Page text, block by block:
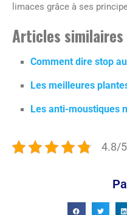
limaces grâce à ses
Articles similaires
Comment dire stop
Les meilleures
Les anti-moustiques
4.8/